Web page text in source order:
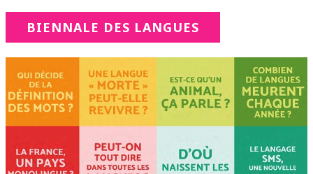
BIENNALE DES LANGUES